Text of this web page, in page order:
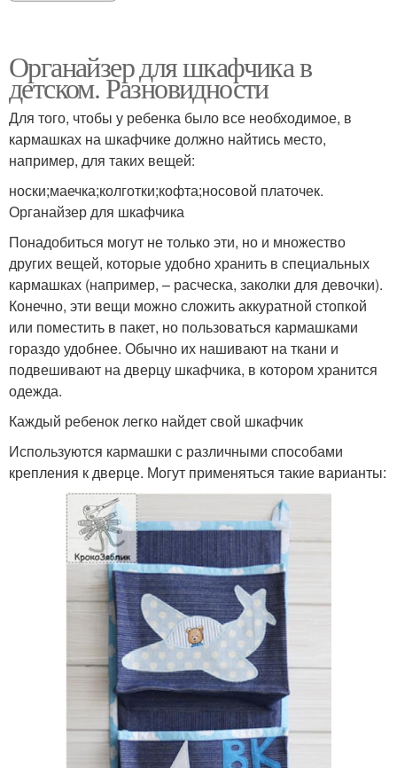
Органайзер для шкафчика в
детском. Разновидности
Для того, чтобы у ребенка было все необходимое, в
кармашках на шкафчике должно найтись место,
например, для таких вещей:
носки;маечка;колготки;кофта;носовой платочек.
Органайзер для шкафчика
Понадобиться могут не только эти, но и множество
других вещей, которые удобно хранить в специальных
кармашках (например, – расческа, заколки для девочки).
Конечно, эти вещи можно сложить аккуратной стопкой
или поместить в пакет, но пользоваться кармашками
гораздо удобнее. Обычно их нашивают на ткани и
подвешивают на дверцу шкафчика, в котором хранится
одежда.
Каждый ребенок легко найдет свой шкафчик
Используются кармашки с различными способами
крепления к дверце. Могут применяться такие варианты: